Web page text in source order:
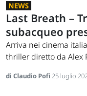
NEWS
Last Breath –
subacqueo
Arriva nei cinema
thriller diretto da Alex
di Claudio Pofi 25 luglio